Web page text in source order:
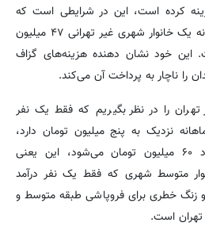
تومان هزینه کرده است، این در شرایطی است که
متوسط هزینه‌ کل خالص سالانه‌ یک خانوار شهری غیر تهرانی ۴۷ میلیون
است. این خود نشان دهنده هزینه‌های گزاف
را ناچار به پرداخت آن می‌کند.
تهران را در نظر بگیریم که فقط یک نفر
نزدیک به پنج میلیون تومان دارد،
درآمد سالیانه‌اش چیزی حدود ۶۰ میلیون تومان می‌شود، این یعنی
متوسط شهری که فقط یک نفر درآمد
زنگ خطری برای فروپاشی طبقه متوسط و
است.